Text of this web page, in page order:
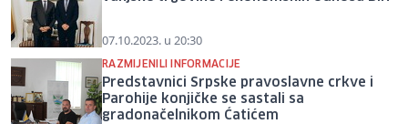
07.10.2023. u 20:30
RAZMIJENILI INFORMACIJE
Predstavnici Srpske pravoslavne crkve i
Parohije konjičke se sastali sa
gradonačelnikom Ćatićem